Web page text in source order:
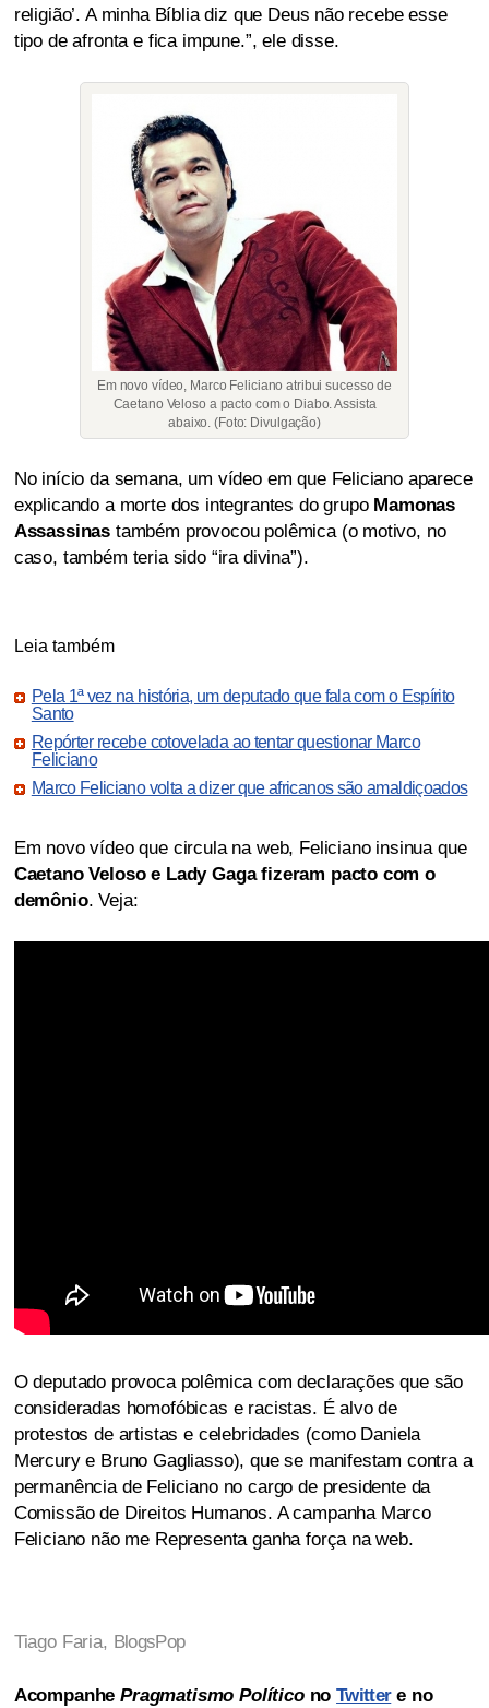
religião’. A minha Bíblia diz que Deus não recebe esse
tipo de afronta e fica impune.”, ele disse.
Em novo vídeo, Marco Feliciano atribui sucesso de
Caetano Veloso a pacto com o Diabo. Assista
abaixo. (Foto: Divulgação)
No início da semana, um vídeo em que Feliciano aparece
explicando a morte dos integrantes do grupo Mamonas
Assassinas também provocou polêmica (o motivo, no
caso, também teria sido “ira divina”).
Leia também
Pela 1ª vez na história, um deputado que fala com o Espírito
Santo
Repórter recebe cotovelada ao tentar questionar Marco
Feliciano
Marco Feliciano volta a dizer que africanos são amaldiçoados
Em novo vídeo que circula na web, Feliciano insinua que
Caetano Veloso e Lady Gaga fizeram pacto com o
demônio. Veja:
O deputado provoca polêmica com declarações que são
consideradas homofóbicas e racistas. É alvo de
protestos de artistas e celebridades (como Daniela
Mercury e Bruno Gagliasso), que se manifestam contra a
permanência de Feliciano no cargo de presidente da
Comissão de Direitos Humanos. A campanha Marco
Feliciano não me Representa ganha força na web.
Tiago Faria, BlogsPop
AcompanhePragmatismo PolíticonoTwittere no